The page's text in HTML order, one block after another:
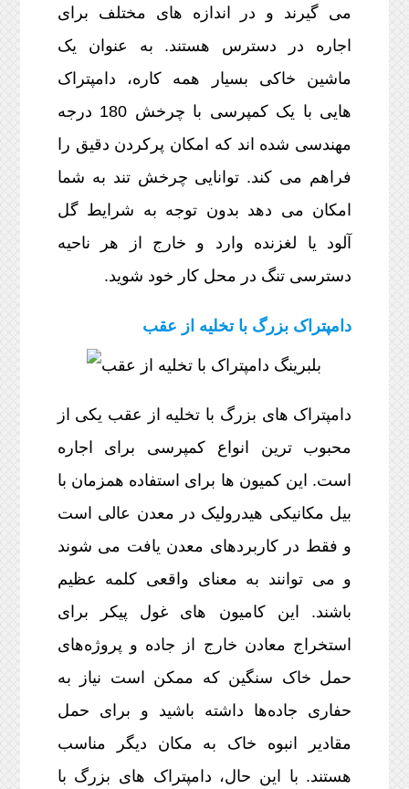
می گیرند و در اندازه های مختلف برای
اجاره در دسترس هستند. به عنوان یک
ماشین خاکی بسیار همه کاره، دامپتراک
هایی با یک کمپرسی با چرخش 180 درجه
مهندسی شده اند که امکان پرکردن دقیق را
فراهم می کند. توانایی چرخش تند به شما
امکان می دهد بدون توجه به شرایط گل
آلود یا لغزنده وارد و خارج از هر ناحیه
دسترسی تنگ در محل کار خود شوید.
دامپتراک بزرگ با تخلیه از عقب
دامپتراک های بزرگ با تخلیه از عقب یکی از
محبوب ترین انواع کمپرسی برای اجاره
است. این کمیون ها برای استفاده همزمان با
بیل مکانیکی هیدرولیک در معدن عالی است
و فقط در کاربردهای معدن یافت می شوند
و می توانند به معنای واقعی کلمه عظیم
باشند. این کامیون های غول پیکر برای
استخراج معادن خارج از جاده و پروژه‌های
حمل خاک سنگین که ممکن است نیاز به
حفاری جاده‌ها داشته باشید و برای حمل
مقادیر انبوه خاک به مکان دیگر مناسب
هستند. با این حال، دامپتراک های بزرگ با